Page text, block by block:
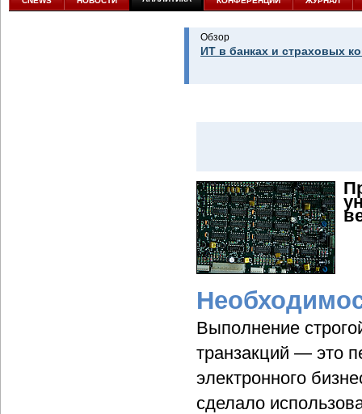
Обзор
ИТ в банках и страховых
Выполнение
транзакций — это
электронного
сделало